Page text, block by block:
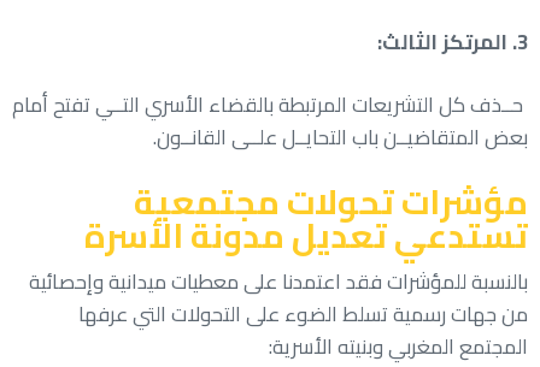
3. المرتكز الثالث:
حــذف كل التشريعات المرتبطة بالقضاء الأسري التــي تفتح أمام
بعض المتقاضيــن باب التحايــل علــى القانــون.
مؤشرات تحولات مجتمعية
تستدعي تعديل مدونة الأسرة
بالنسبة للمؤشرات فقد اعتمدنا على معطيات ميدانية وإحصائية
من جهات رسمية تسلط الضوء على التحولات التي عرفها
المجتمع المغربي وبنيته الأسرية: